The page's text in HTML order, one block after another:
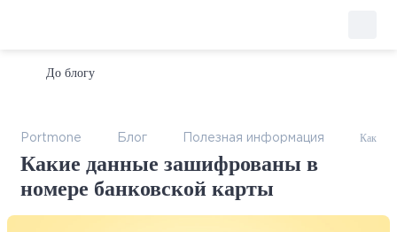
До блогу
Portmone Блог Полезная информация Какие
Какие данные зашифрованы в
номере банковской карты